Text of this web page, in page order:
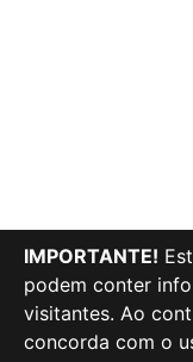
IMPORTANTE!
podem conter
visitantes. Ao
concorda com o